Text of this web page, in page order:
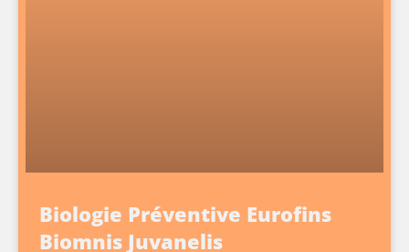
Biologie Préventive Eurofins
Biomnis Juvanelis